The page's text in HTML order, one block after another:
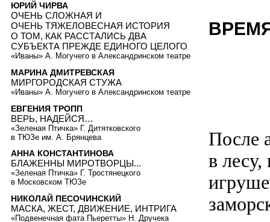
После
в
ЮРИЙ ЧИРВА
ОЧЕНЬ СЛОЖНАЯ И
ОЧЕНЬ ТЯЖЕЛОВЕСНАЯ ИСТОРИЯ
О ТОМ, КАК РАССТАЛИСЬ ДВА
СУБЪЕКТА ПРЕЖДЕ ЕДИНОГО ЦЕЛОГО
«Иваны» А. Могучего в Александринском театре
МАРИНА ДМИТРЕВСКАЯ
МИРГОРОДСКАЯ СТУЖА
«Иваны» А. Могучего в Александринском театре
ЕВГЕНИЯ ТРОПП
ВЕРЬ, НАДЕЙСЯ…
«Зеленая Птичка» Г. Дитятковского
в ТЮЗе им. А. Брянцева
АННА КОНСТАНТИНОВА
БЛАЖЕННЫ МИРОТВОРЦЫ...
«Зеленая Птичка» Г. Тростянецкого
в Московском ТЮЗе
НИКОЛАЙ ПЕСОЧИНСКИЙ
МАСКА, ЖЕСТ, ДВИЖЕНИЕ, ИНТРИГА
«Подвенечная фата Пьеретты» Н. Дручека